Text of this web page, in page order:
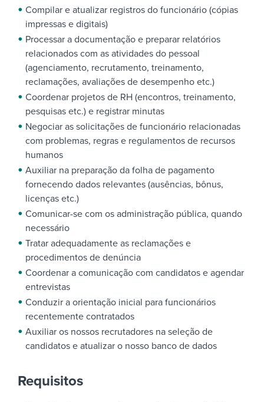
Compilar e atualizar registros do funcionário (cópias
impressas e digitais)
Processar a documentação e preparar relatórios
relacionados com as atividades do pessoal
(agenciamento, recrutamento, treinamento,
reclamações, avaliações de desempenho etc.)
Coordenar projetos de RH (encontros, treinamento,
pesquisas etc.) e registrar minutas
Negociar as solicitações de funcionário relacionadas
com problemas, regras e regulamentos de recursos
humanos
Auxiliar na preparação da folha de pagamento
fornecendo dados relevantes (ausências, bônus,
licenças etc.)
Comunicar-se com os administração pública, quando
necessário
Tratar adequadamente as reclamações e
procedimentos de denúncia
Coordenar a comunicação com candidatos e agendar
entrevistas
Conduzir a orientação inicial para funcionários
recentemente contratados
Auxiliar os nossos recrutadores na seleção de
candidatos e atualizar o nosso banco de dados
Requisitos